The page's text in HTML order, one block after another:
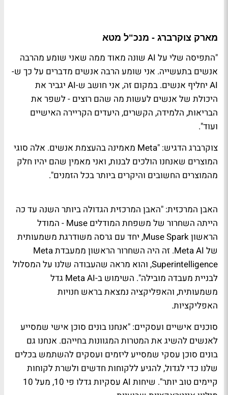
מארק צוקרברג - מנכ"ל מטא
"התפיסה שלי על AI שונה מאוד ממה שאני שומע מהרבה
אנשים בתעשייה. אני שומע הרבה אנשים מדברים על כך ש-
AI יחליף אנשים. במקום זה, אני חושב ש-AI יגביר את
היכולת של אנשים לעשות מה שהם רוצים - לשפר את
הבריאות, הלמידה, הקשרים, היעדים הקריירה האישיים
ועוד".
צוקרברג הדגיש: "Meta מאמינה בהעצמת אנשים. אלה סוגי
המוצרים שאנחנו הולכים לבנות, ואני מאמין שהם יהיו חלק
מהמוצרים החשובים והיקרים ביותר בכל הזמנים".
האבן המרכזית: "האבן המרכזית הגדולה ביותר השנה עד כה
הייתה השחרור של משפחת המודלים Muse - המודל
הראשון Muse Spark, יחד עם גרסה משודרגת משמעותית
של Meta AI. זה היה השחרור הראשון ממעבדת Meta
Superintelligence, והוא מראה שהעבודה שלנו על המסלול
לבניית מעבדה מובילה". השימוש ב-Meta AI גדל
משמעותית, והאפליקציה נמצאת בראש חנויות
האפליקציות.
סוכנים אישיים ועסקיים: "אנחנו בונים סוכן אישי שמסייע
לאנשים להשיג את המטרות המגוונות בחייהם. אנחנו גם
בונים סוכן עסקי שמסייע ליזמים ועסקים להשתמש בכלים
שלנו כדי לגדול, להגיע ללקוחות חדשים ולשרת לקוחות
קיימים טוב יותר". שיחות AI עסקיות גדלו פי 10, מעל 10